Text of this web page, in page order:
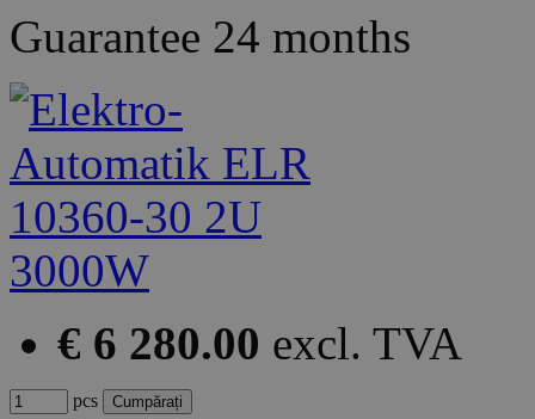
Guarantee 24 months
€ 6 280.00 excl. TVA
pcs